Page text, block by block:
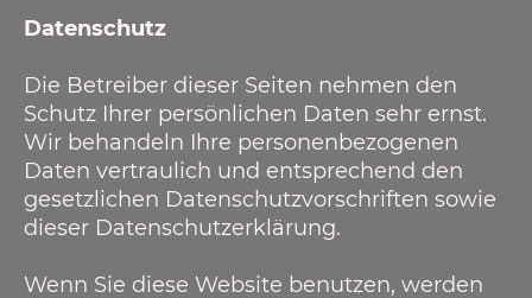
Datenschutz
Die Betreiber dieser Seiten nehmen den
Schutz Ihrer persönlichen Daten sehr ernst.
Wir behandeln Ihre personenbezogenen
Daten vertraulich und entsprechend den
gesetzlichen Datenschutzvorschriften sowie
dieser Datenschutzerklärung.
Wenn Sie diese Website benutzen, werden